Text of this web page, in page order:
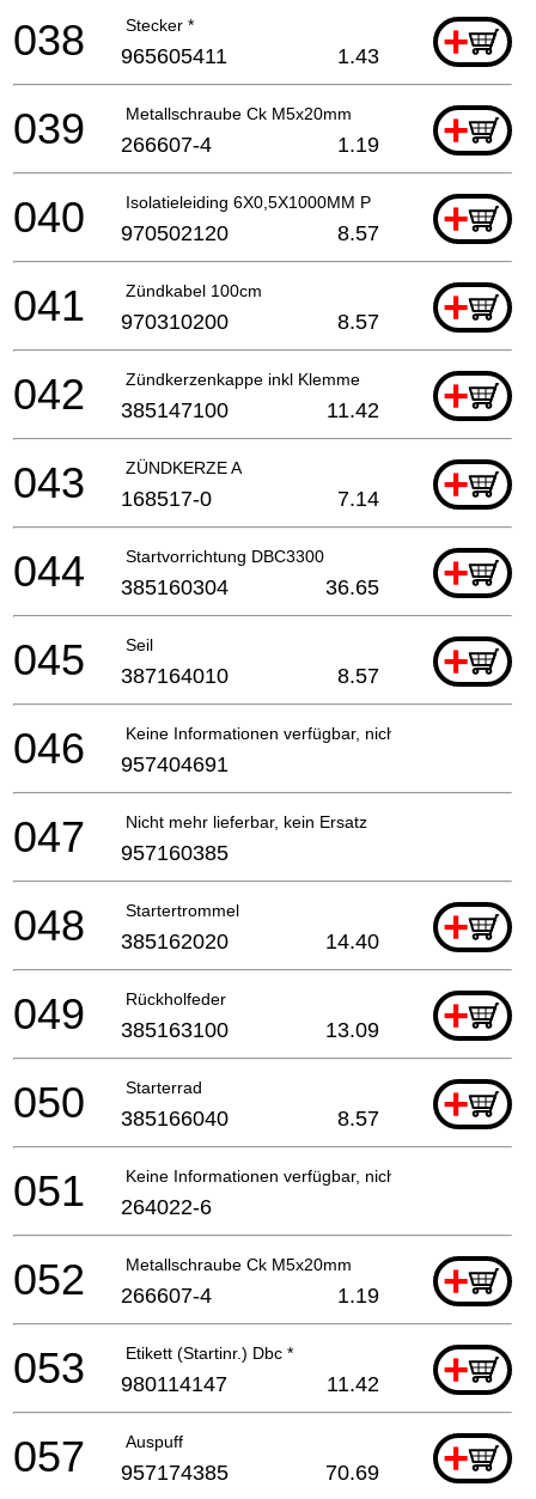
Stecker * +
038 965605411 1.43
Metallschraube Ck M5x20mm +
039 266607-4 1.19
Isolatieleiding 6X0,5X1000MM P +
040 970502120 8.57
Zündkabel 100cm +
041 970310200 8.57
Zündkerzenkappe inkl Klemme +
042 385147100 11.42
ZÜNDKERZE A +
043 168517-0 7.14
Startvorrichtung DBC3300 +
044 385160304 36.65
Seil +
045 387164010 8.57
Keine Informationen verfügbar, nicht bestellbar
046 957404691
Nicht mehr lieferbar, kein Ersatz
047 957160385
Startertrommel +
048 385162020 14.40
Rückholfeder +
049 385163100 13.09
Starterrad +
050 385166040 8.57
Keine Informationen verfügbar, nicht bestellbar
051 264022-6
Metallschraube Ck M5x20mm +
052 266607-4 1.19
Etikett (Startinr.) Dbc * +
053 980114147 11.42
Auspuff +
057 957174385 70.69